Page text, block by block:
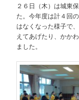
２６日（木）は城東
た。今年度は計４回
はなくなった様子で
えてあげたり、かか
ました。